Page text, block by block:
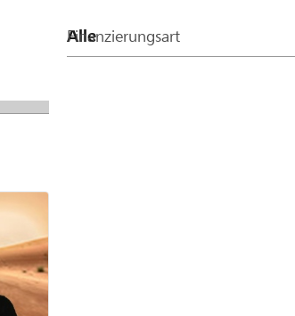
Finanzierungsart